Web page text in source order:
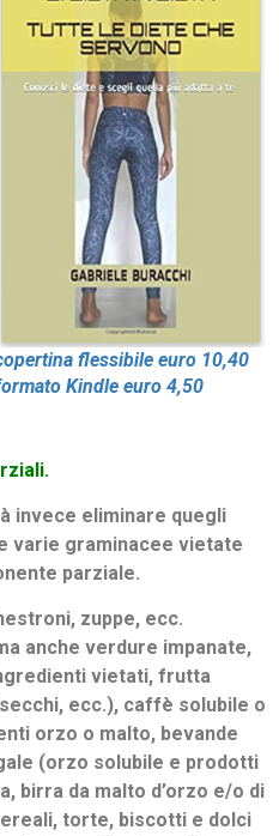
flessibile euro 10,40
Kindle euro 4,50
invece eliminare quegli
varie graminacee vietate
parziale.
zuppe, ecc.
anche verdure impanate,
vietati, frutta
ecc.), caffè solubile o
orzo o malto, bevande
(orzo solubile e prodotti
birra da malto d’orzo e/o di
torte, biscotti e dolci